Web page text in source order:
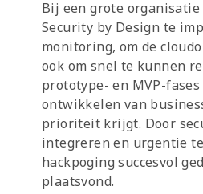
Bij een grote organisatie
Security by Design te
monitoring, om de
ook om snel te kunnen
prototype- en MVP-
ontwikkelen van
prioriteit krijgt. Door
integreren en urgentie
hackpoging succesvol
plaatsvond.